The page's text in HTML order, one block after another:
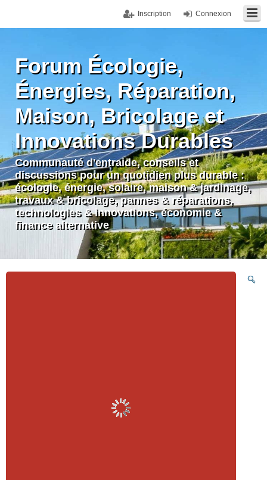
Connexion
Inscription
Forum Écologie,
Énergies, Réparation,
Maison, Bricolage et
Innovations Durables
Communauté d'entraide, conseils et
discussions pour un quotidien plus durable :
écologie, énergie, solaire, maison & jardinage,
travaux & bricolage, pannes & réparations,
technologies & innovations, économie &
finance alternative